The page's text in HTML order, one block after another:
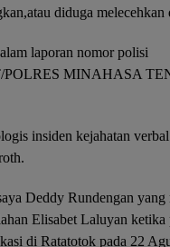
diduga melecehkan
laporan nomor polisi
POLRES MINAHASA
insiden kejahatan
Deddy Rundengan
Elisabet Laluyan
di Ratatotok pada 22